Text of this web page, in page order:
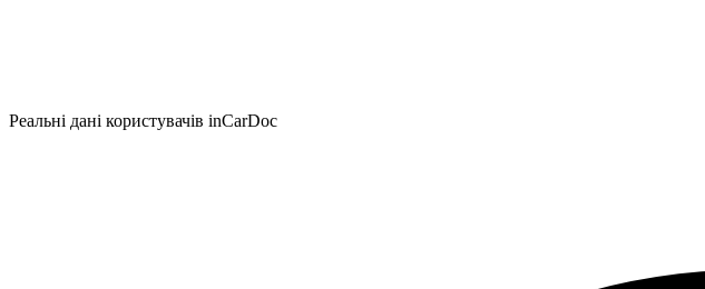
Реальні дані користувачів inCarDoc